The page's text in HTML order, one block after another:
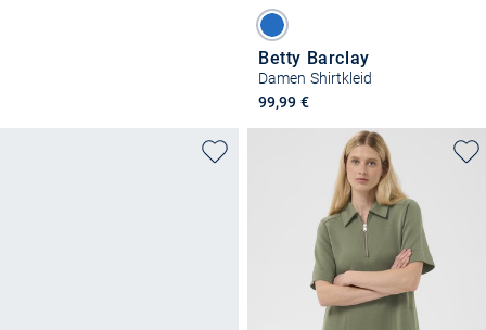
Betty Barclay
Damen Shirtkleid
99,99 €